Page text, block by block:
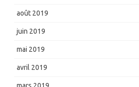
août 2019
juin 2019
mai 2019
avril 2019